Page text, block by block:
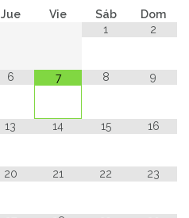
Jue Vie Sáb
Dom
1
2
6 7 8 9
13 14 15 16
20 21 22 23